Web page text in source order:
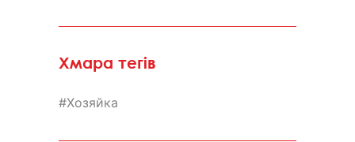
Хмара тегів
Хозяйка